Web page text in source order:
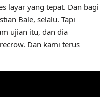
layar yang tepat. Dan bagi
Bale, selalu. Tapi
ujian itu, dan dia
Dan kami terus